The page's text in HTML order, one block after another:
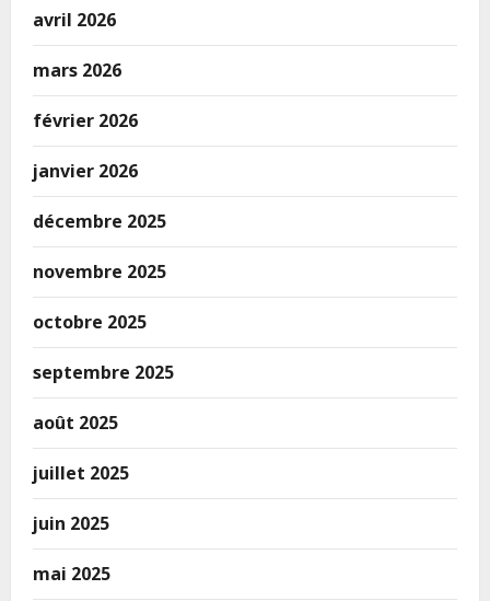
avril 2026
mars 2026
février 2026
janvier 2026
décembre 2025
novembre 2025
octobre 2025
septembre 2025
août 2025
juillet 2025
juin 2025
mai 2025